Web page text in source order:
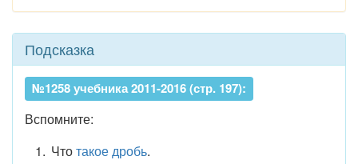
Подсказка
№1258 учебника 2011-2016 (стр. 197):
Вспомните:
Чтотакое дробь.